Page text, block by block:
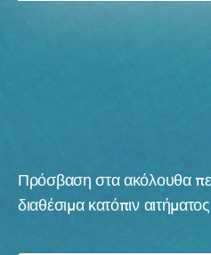
Πρόσβαση στα ακόλουθα
διαθέσιμα κατόπιν αιτήματος